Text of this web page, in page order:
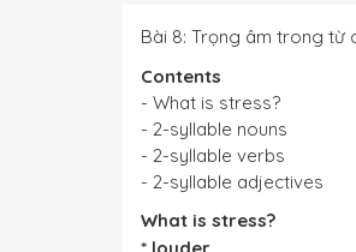
Bài 8: Trọng âm trong từ
Contents
- What is stress?
- 2-syllable nouns
- 2-syllable verbs
- 2-syllable adjectives
What is stress?